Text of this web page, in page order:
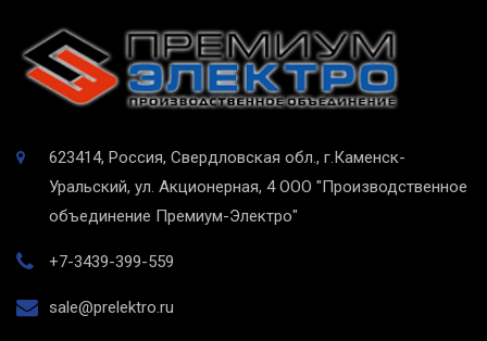
623414, Россия, Свердловская обл., г.Каменск-
Уральский, ул. Акционерная, 4 ООО "Производственное
объединение Премиум-Электро"
+7-3439-399-559
sale@prelektro.ru